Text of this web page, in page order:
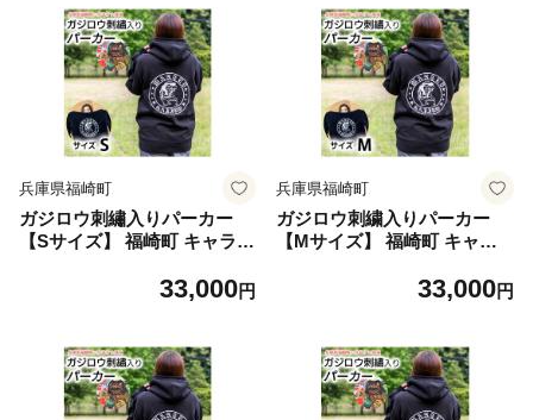
兵庫県福崎町
ガジロウ刺繡入りパーカー
【Sサイズ】 福崎町 キャラク
33,000円
兵庫県福崎町
ガジロウ刺繍入りパーカー
【Mサイズ】 福崎町 キャラ
33,000円